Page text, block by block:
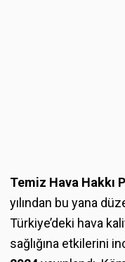
Temiz Hava Hakkı
yılından bu yana
Türkiye’deki hava
sağlığına etkilerini